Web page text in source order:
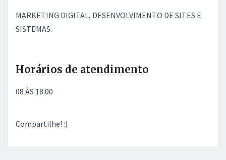
MARKETING DIGITAL, DESENVOLVIMENTO DE SITES E
SISTEMAS.
Horários de atendimento
08 ÁS 18:00
Compartilhe! :)